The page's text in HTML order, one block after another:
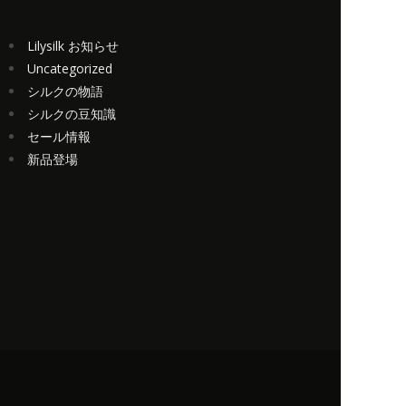
Lilysilk お知らせ
Uncategorized
シルクの物語
シルクの豆知識
セール情報
新品登場